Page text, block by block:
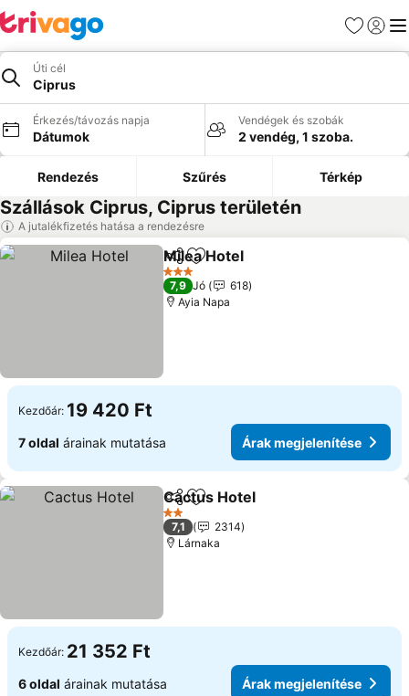
Kedvencek
Úti cél
Ciprus
Érkezés/távozás napja
Dátumok
Vendégek és szobák
2 vendég, 1 szoba.
Rendezés Szűrés Térkép
Szállások Ciprus, Ciprus területén
A jutalékfizetés hatása a rendezésre
Megosztás
Hozzáadás a kedvencekhez
Milea Hotel
3 Kategória
7,9 Jó
618
Ayia Napa
Kezdőár: 19 420 Ft
7 oldal árainak mutatása Árak megjelenítése
Megosztás
Hozzáadás a kedvencekhez
Cactus Hotel
2 Kategória
7,1
2314
Lárnaka
Kezdőár: 21 352 Ft
6 oldal árainak mutatása Árak megjelenítése